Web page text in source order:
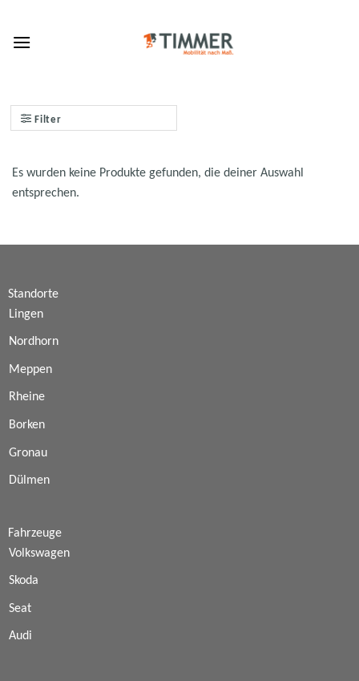
content
Filter
Es wurden keine Produkte gefunden, die deiner Auswahl
entsprechen.
Standorte
Lingen
Nordhorn
Meppen
Rheine
Borken
Gronau
Dülmen
Fahrzeuge
Volkswagen
Skoda
Seat
Audi